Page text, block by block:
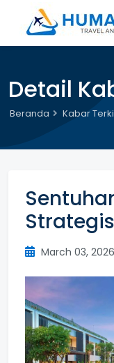
Detail
Beranda Kabar
March 03, 2026